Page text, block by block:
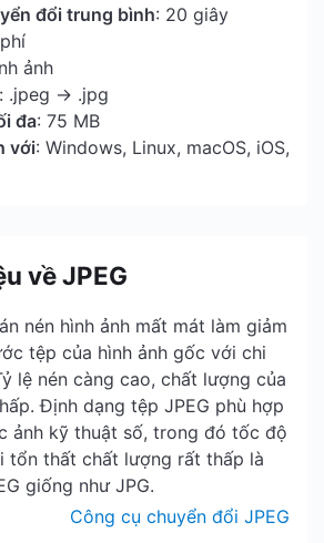
đổi trung bình: 20 giây
ảnh
: .jpeg → .jpg
đa: 75 MB
với: Windows, Linux, macOS, iOS,
về JPEG
nén hình ảnh mất mát làm giảm
tệp của hình ảnh gốc với chi
lệ nén càng cao, chất lượng của
Định dạng tệp JPEG phù hợp
ảnh kỹ thuật số, trong đó tốc độ
tổn thất chất lượng rất thấp là
giống như JPG.
Công cụ chuyển đổi JPEG